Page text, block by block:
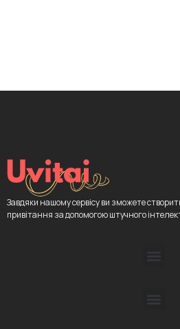
Завдяки нашому сервісу ви зможете
привітання за допомогою штучного